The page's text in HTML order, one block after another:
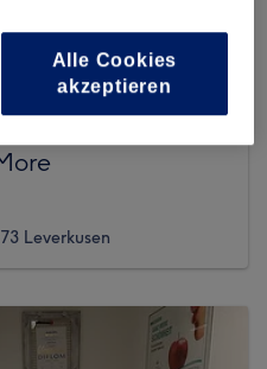
Leverkusen
Alle Cookies
akzeptieren